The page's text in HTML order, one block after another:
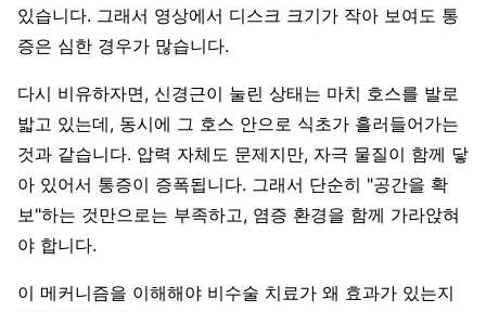
있습니다. 그래서 영상에서 디스크 크기가 작아 보여도 통
증은 심한 경우가 많습니다.
다시 비유하자면, 신경근이 눌린 상태는 마치 호스를 발로
밟고 있는데, 동시에 그 호스 안으로 식초가 흘러들어가는
것과 같습니다. 압력 자체도 문제지만, 자극 물질이 함께 닿
아 있어서 통증이 증폭됩니다. 그래서 단순히 "공간을 확
보"하는 것만으로는 부족하고, 염증 환경을 함께 가라앉혀
야 합니다.
이 메커니즘을 이해해야 비수술 치료가 왜 효과가 있는지